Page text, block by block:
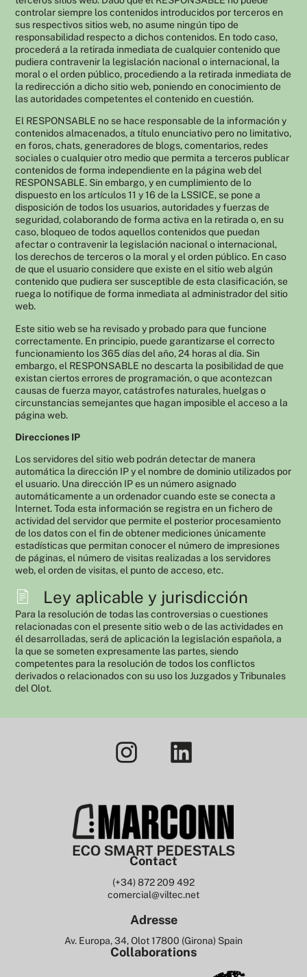
controlar siempre los contenidos introducidos por terceros en
sus respectivos sitios web, no asume ningún tipo de
responsabilidad respecto a dichos contenidos. En todo caso,
procederá a la retirada inmediata de cualquier contenido que
pudiera contravenir la legislación nacional o internacional, la
moral o el orden público, procediendo a la retirada inmediata de
la redirección a dicho sitio web, poniendo en conocimiento de
las autoridades competentes el contenido en cuestión.
El RESPONSABLE no se hace responsable de la información y
contenidos almacenados, a título enunciativo pero no limitativo,
en foros, chats, generadores de blogs, comentarios, redes
sociales o cualquier otro medio que permita a terceros publicar
contenidos de forma independiente en la página web del
RESPONSABLE. Sin embargo, y en cumplimiento de lo
dispuesto en los artículos 11 y 16 de la LSSICE, se pone a
disposición de todos los usuarios, autoridades y fuerzas de
seguridad, colaborando de forma activa en la retirada o, en su
caso, bloqueo de todos aquellos contenidos que puedan
afectar o contravenir la legislación nacional o internacional,
los derechos de terceros o la moral y el orden público. En caso
de que el usuario considere que existe en el sitio web algún
contenido que pudiera ser susceptible de esta clasificación, se
ruega lo notifique de forma inmediata al administrador del sitio
web.
Este sitio web se ha revisado y probado para que funcione
correctamente. En principio, puede garantizarse el correcto
funcionamiento los 365 días del año, 24 horas al día. Sin
embargo, el RESPONSABLE no descarta la posibilidad de que
existan ciertos errores de programación, o que acontezcan
causas de fuerza mayor, catástrofes naturales, huelgas o
circunstancias semejantes que hagan imposible el acceso a la
página web.
Direcciones IP
Los servidores del sitio web podrán detectar de manera
automática la dirección IP y el nombre de dominio utilizados por
el usuario. Una dirección IP es un número asignado
automáticamente a un ordenador cuando este se conecta a
Internet. Toda esta información se registra en un fichero de
actividad del servidor que permite el posterior procesamiento
de los datos con el fin de obtener mediciones únicamente
estadísticas que permitan conocer el número de impresiones
de páginas, el número de visitas realizadas a los servidores
web, el orden de visitas, el punto de acceso, etc.
Ley aplicable y jurisdicción
Para la resolución de todas las controversias o cuestiones
relacionadas con el presente sitio web o de las actividades en
él desarrolladas, será de aplicación la legislación española, a
la que se someten expresamente las partes, siendo
competentes para la resolución de todos los conflictos
derivados o relacionados con su uso los Juzgados y Tribunales
del Olot.
Contact
(+34) 872 209 492
comercial@viltec.net
Adresse
Av. Europa, 34, Olot 17800 (Girona) Spain
Collaborations